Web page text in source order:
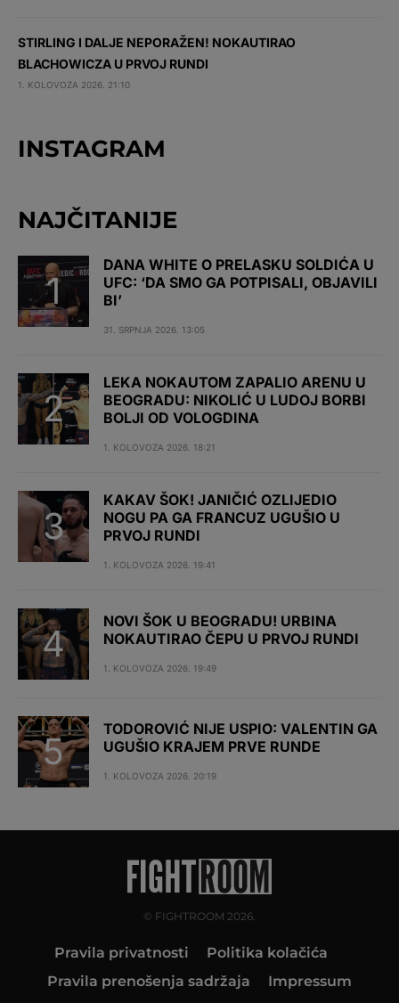
STIRLING I DALJE NEPORAŽEN! NOKAUTIRAO
BLACHOWICZA U PRVOJ RUNDI
1. KOLOVOZA 2026. 21:10
INSTAGRAM
NAJČITANIJE
DANA WHITE O PRELASKU SOLDIĆA U
UFC: ‘DA SMO GA POTPISALI, OBJAVILI
BI’
31. SRPNJA 2026. 13:05
LEKA NOKAUTOM ZAPALIO ARENU U
BEOGRADU: NIKOLIĆ U LUDOJ BORBI
BOLJI OD VOLOGDINA
1. KOLOVOZA 2026. 18:21
KAKAV ŠOK! JANIČIĆ OZLIJEDIO
NOGU PA GA FRANCUZ UGUŠIO U
PRVOJ RUNDI
1. KOLOVOZA 2026. 19:41
NOVI ŠOK U BEOGRADU! URBINA
NOKAUTIRAO ČEPU U PRVOJ RUNDI
1. KOLOVOZA 2026. 19:49
TODOROVIĆ NIJE USPIO: VALENTIN GA
UGUŠIO KRAJEM PRVE RUNDE
1. KOLOVOZA 2026. 20:19
© FIGHTROOM 2026.
Pravila privatnosti
Politika kolačića
Pravila prenošenja sadržaja
Impressum